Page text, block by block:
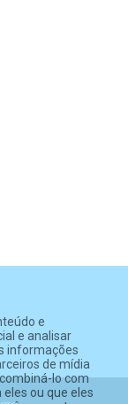
e
e analisar
informações
de mídia
lo com
ou que eles